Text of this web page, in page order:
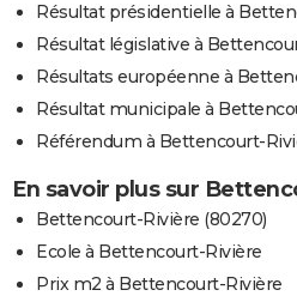
Résultat présidentielle à
Résultat législative à
Résultats européenne à
Résultat municipale à
Référendum à Bettencourt-
En savoir plus sur
Bettencourt-Rivière (80270)
Ecole à Bettencourt-Rivière
Prix m2 à Bettencourt-Rivière